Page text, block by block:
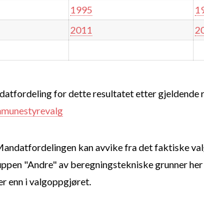
1995
2011
for dette resultatet etter gjeldende
kan avvike fra det faktiske
"Andre" av beregningstekniske grunner
enn i valgoppgjøret.